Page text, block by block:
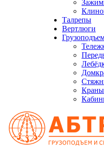
Талрепы
Вертлюги
Краны